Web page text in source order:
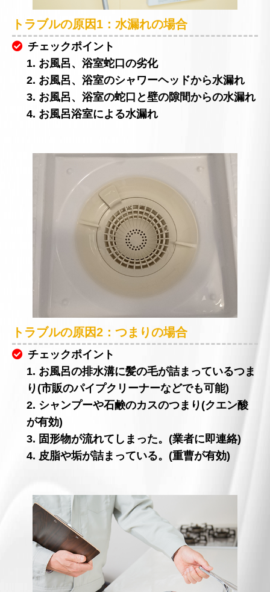
トラブルの原因1：水漏れの場合
チェックポイント
1. お風呂、浴室蛇口の劣化
2. お風呂、浴室のシャワーヘッドから水漏れ
3. お風呂、浴室の蛇口と壁の隙間からの水漏れ
4. お風呂浴室による水漏れ
トラブルの原因2：つまりの場合
チェックポイント
1. お風呂の排水溝に髪の毛が詰まっているつま
り(市販のパイプクリーナーなどでも可能)
2. シャンプーや石鹸のカスのつまり(クエン酸
が有効)
3. 固形物が流れてしまった。(業者に即連絡)
4. 皮脂や垢が詰まっている。(重曹が有効)